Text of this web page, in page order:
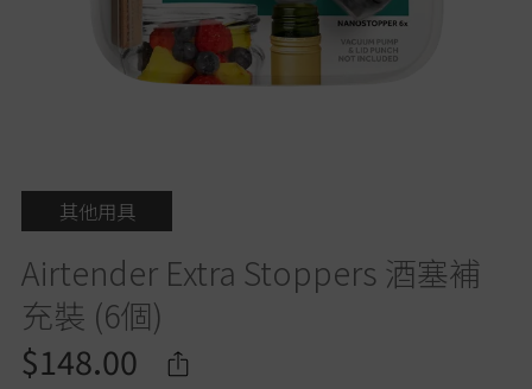
其他用具
Airtender Extra Stoppers 酒塞補
充裝 (6個)
$148.00